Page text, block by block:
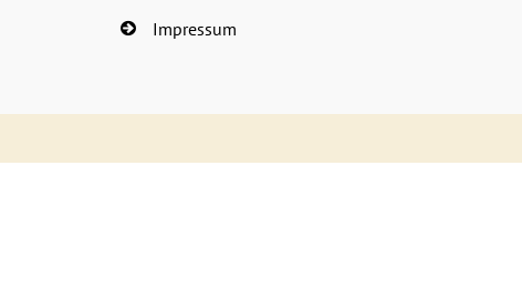
Impressum